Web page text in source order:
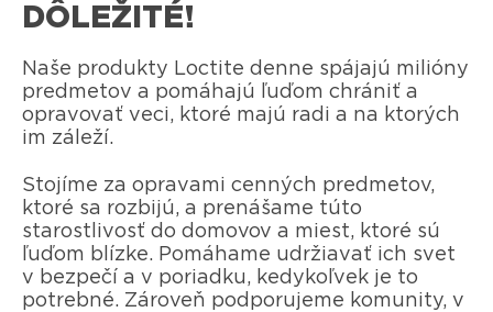
DÔLEŽITÉ!
Naše produkty Loctite denne spájajú milióny
predmetov a pomáhajú ľuďom chrániť a
opravovať veci, ktoré majú radi a na ktorých
im záleží.
Stojíme za opravami cenných predmetov,
ktoré sa rozbijú, a prenášame túto
starostlivosť do domovov a miest, ktoré sú
ľuďom blízke. Pomáhame udržiavať ich svet
v bezpečí a v poriadku, kedykoľvek je to
potrebné. Zároveň podporujeme komunity, v